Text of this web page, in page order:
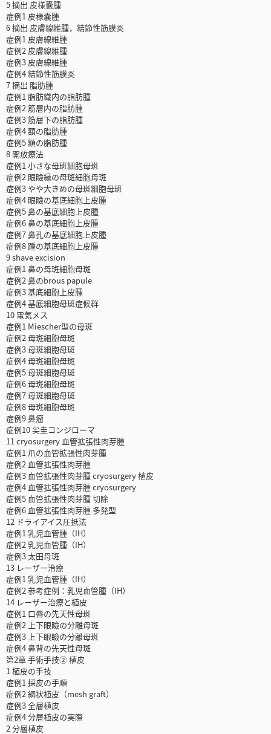
5 摘出 皮様囊腫
症例1 皮様囊腫
6 摘出 皮膚線維腫，結節性筋膜炎
症例1 皮膚線維腫
症例2 皮膚線維腫
症例3 皮膚線維腫
症例4 結節性筋膜炎
7 摘出 脂肪腫
症例1 脂肪織内の脂肪腫
症例2 筋層内の脂肪腫
症例3 筋層下の脂肪腫
症例4 額の脂肪腫
症例5 額の脂肪腫
8 開放療法
症例1 小さな母斑細胞母斑
症例2 眼瞼縁の母斑細胞母斑
症例3 やや大きめの母斑細胞母斑
症例4 眼瞼の基底細胞上皮腫
症例5 鼻の基底細胞上皮腫
症例6 鼻の基底細胞上皮腫
症例7 鼻孔の基底細胞上皮腫
症例8 踵の基底細胞上皮腫
9 shave excision
症例1 鼻の母斑細胞母斑
症例2 鼻のbrous papule
症例3 基底細胞上皮腫
症例4 基底細胞母斑症候群
10 電気メス
症例1 Miescher型の母斑
症例2 母斑細胞母斑
症例3 母斑細胞母斑
症例4 母斑細胞母斑
症例5 母斑細胞母斑
症例6 母斑細胞母斑
症例7 母斑細胞母斑
症例8 母斑細胞母斑
症例9 鼻瘤
症例10 尖圭コンジローマ
11 cryosurgery 血管拡張性肉芽腫
症例1 爪の血管拡張性肉芽腫
症例2 血管拡張性肉芽腫
症例3 血管拡張性肉芽腫 cryosurgery 植皮
症例4 血管拡張性肉芽腫 cryosurgery
症例5 血管拡張性肉芽腫 切除
症例6 血管拡張性肉芽腫 多発型
12 ドライアイス圧抵法
症例1 乳児血管腫（IH）
症例2 乳児血管腫（IH）
症例3 太田母斑
13 レーザー治療
症例1 乳児血管腫（IH）
症例2 参考症例：乳児血管腫（IH）
14 レーザー治療と植皮
症例1 口唇の先天性母斑
症例2 上下眼瞼の分離母斑
症例3 上下眼瞼の分離母斑
症例4 鼻背の先天性母斑
第2章 手術手技② 植皮
1 植皮の手技
症例1 採皮の手順
症例2 網状植皮（mesh graft）
症例3 全層植皮
症例4 分層植皮の実際
2 分層植皮